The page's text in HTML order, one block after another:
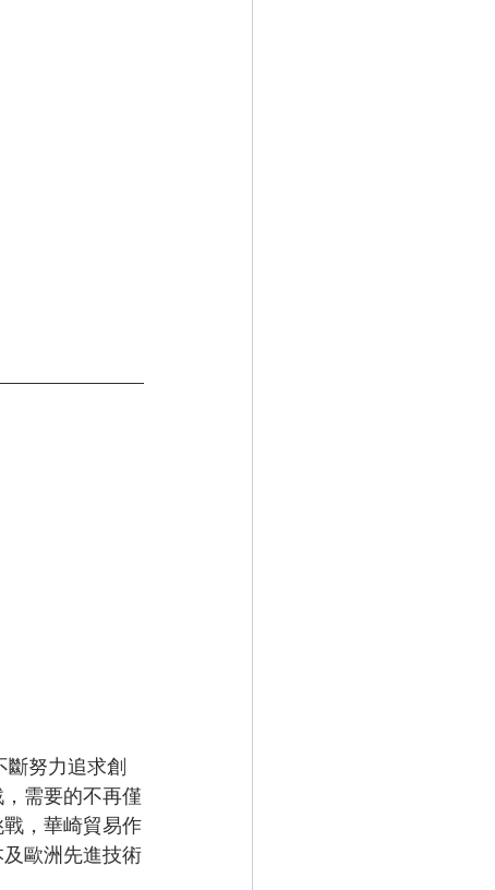
斷努力追求創
需要的不再僅
，華崎貿易作
歐洲先進技術